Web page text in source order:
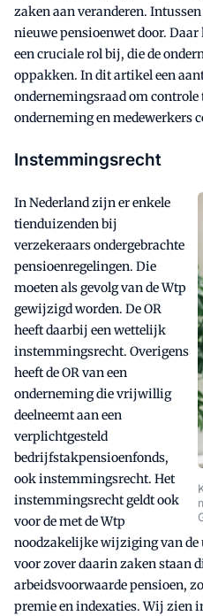
zaken aan veranderen.
nieuwe pensioenwet door.
een cruciale rol bij, die de
oppakken. In dit artikel een
ondernemingsraad om controle
onderneming en medewerkers
Instemmingsrecht
In Nederland zijn er enkele
tienduizenden bij
verzekeraars ondergebrachte
pensioenregelingen. Die
moeten als gevolg van de Wtp
gewijzigd worden. De OR
heeft daarbij een wettelijk
instemmingsrecht. Overigens
heeft de OR van een
onderneming die vrijwillig
deelneemt aan een
verplichtgesteld
bedrijfstakpensioenfonds,
ook instemmingsrecht. Het
instemmingsrecht geldt ook
voor de met de Wtp
noodzakelijke wijziging van de
voor zover daarin zaken staan
arbeidsvoorwaarde pensioen,
premie en indexaties. Wij zien